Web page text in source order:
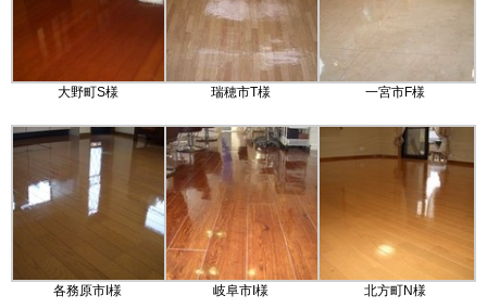
大野町S様 瑞穂市T様 一宮市F様
各務原市I様 岐阜市I様 北方町N様